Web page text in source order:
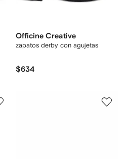
Officine Creative
zapatos derby con agujetas
$634